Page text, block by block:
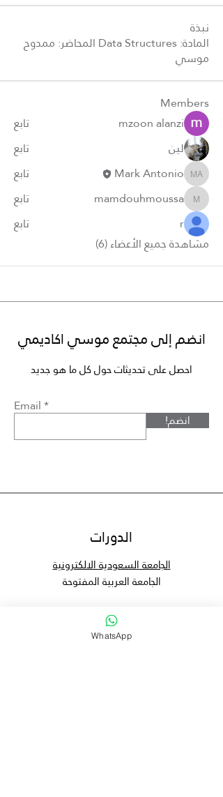
نبذة
المادة: Data Structures المحاضر: ممدوح
موسي
Members
mzoon alanzi
تابع
لين
تابع
Mark Antonio
Mark Antonio تابع
mamdouhmoussa
mamdouhmoussa
تابع
r
تابع
مشاهدة جميع الأعضاء (6)
انضم إلى مجتمع موسي اكاديمي
احصل على تحديثات حول كل ما هو جديد
Email
!انضم
الدورات
الجامعة السعودية الالكترونية
الجامعة العربية المفتوحة
معلومات
WhatsApp